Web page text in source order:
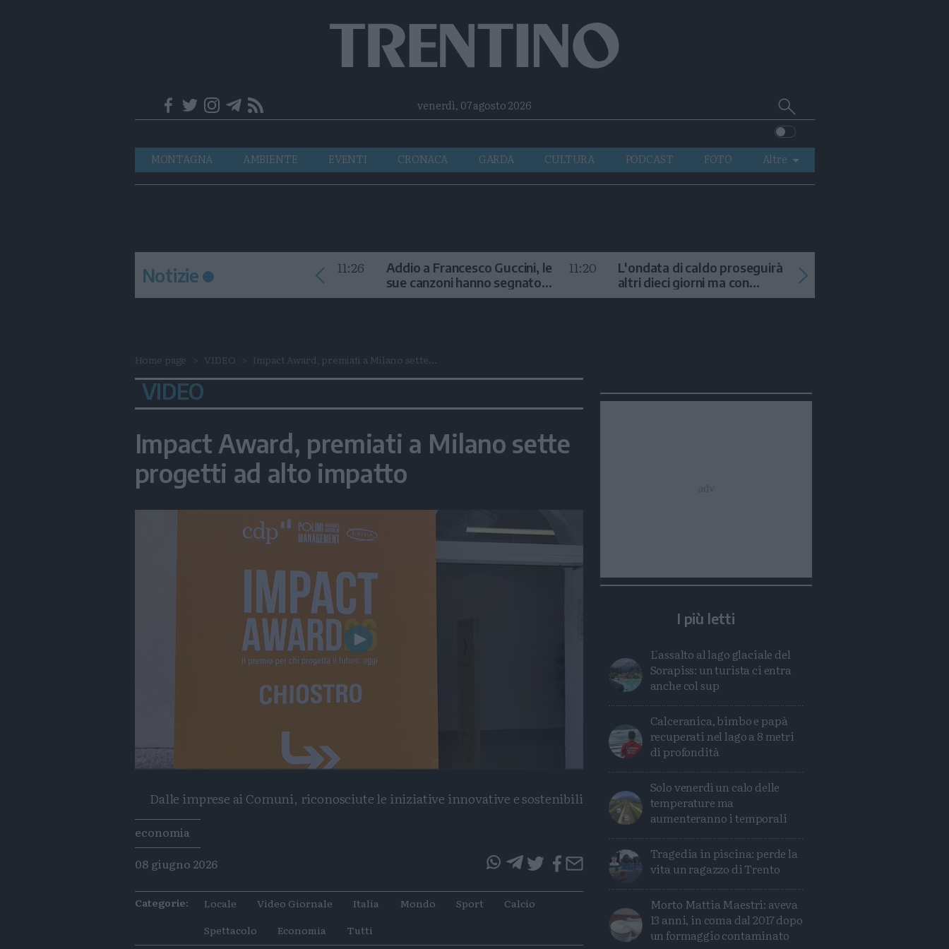
Telegram
RSSvenerdì, 07 agosto 2026 Cerca
su
Trentino
Navigazione
principale
MONTAGNA AMBIENTE EVENTI CRONACA GARDA CULTURA PODCAST FOTO
Altre
VIDEO
Notizie 11:26
Addio a Francesco Guccini, le
sue canzoni hanno segnato
la storia
11:20
L'ondata di caldo proseguirà
altri dieci giorni ma con
temporali
Home page VIDEO Impact Award, premiati a Milano sette...
VIDEO
Impact Award, premiati a Milano sette
progetti ad alto impatto
Play
Video
Dalle imprese ai Comuni, riconosciute le iniziative innovative e sostenibili
Tags
economia
08 giugno 2026
Condividi
articolo
Condividi
articolo
TwitterCondividi
Mail
Categorie: Locale Video Giornale Italia Mondo Sport
Calcio
Spettacolo
Economia Tutti
I più letti
L'assalto al lago glaciale del
Sorapiss: un turista ci entra
anche col sup
Calceranica, bimbo e papà
recuperati nel lago a 8 metri
di profondità
Solo venerdì un calo delle
temperature ma
aumenteranno i temporali
Tragedia in piscina: perde la
vita un ragazzo di Trento
Morto Mattia Maestri: aveva
13 anni, in coma dal 2017 dopo
un formaggio contaminato